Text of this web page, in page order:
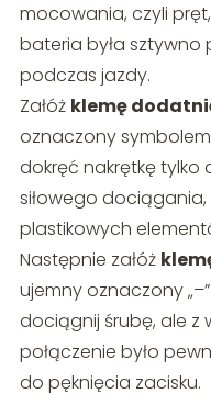
mocowania, czyli
bateria była sztywno
podczas jazdy.
Załóż klemę
oznaczony symbolem
dokręć nakrętkę tylko
siłowego
plastikowych
Następnie załóż
ujemny oznaczony
dociągnij śrubę, ale z
połączenie było
do pęknięcia zacisku.